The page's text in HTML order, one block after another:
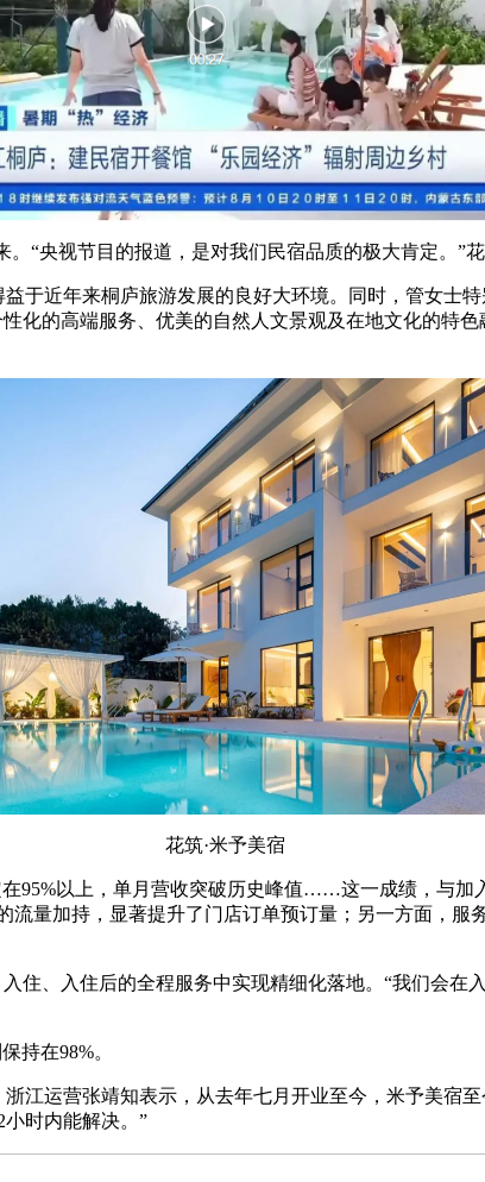
央视节目的报道，是对我们民宿品质的极大肯定。”花
近年来桐庐旅游发展的良好大环境。同时，管女士
化的高端服务、优美的自然人文景观及在地文化的特
花筑·米予美宿
以上，单月营收突破历史峰值……这一成绩，与加
量加持，显著提升了门店订单预订量；另一方面，
、入住后的全程服务中实现精细化落地。“我们会在
持在98%。
运营张靖知表示，从去年七月开业至今，米予美宿至
时内能解决。”